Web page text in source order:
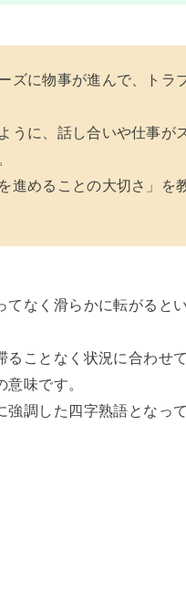
ズに物事が進んで、トラ
うに、話し合いや仕事が
進めることの大切さ」を
てなく滑らかに転がると
ることなく状況に合わせ
味です。
調した四字熟語となって